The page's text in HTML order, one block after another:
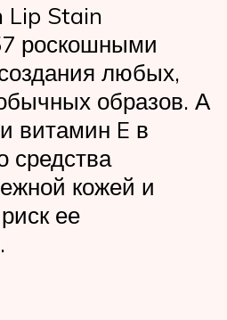
Lip Stain
роскошными
любых,
образов. А
витамин E в
средства
кожей и
ее